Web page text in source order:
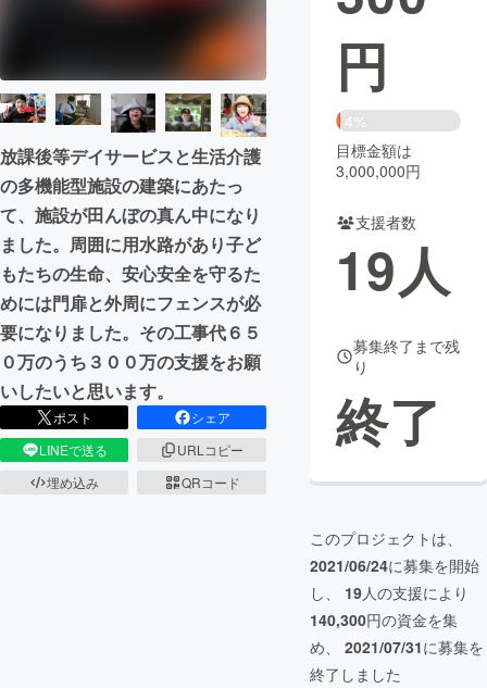
ビジネス・起業
まちづくり・地域活性化
CAMPFIRE for Social Good
CAMPFIRE Creation
CAMPFIREふるさと納税
コミュニティ
放課後等デイサービスと生活介護
の多機能型施設の建築にあたっ
て、施設が田んぼの真ん中になり
ました。周囲に用水路があり子ど
もたちの生命、安心安全を守るた
めには門扉と外周にフェンスが必
要になりました。その工事代６５
０万のうち３００万の支援をお願
いしたいと思います。
ポスト
シェア
LINEで送る
URLコピー
埋め込み
QRコード
円
4%
目標金額は
3,000,000円
支援者数
19人
募集終了まで残
り
終了
このプロジェクトは、
2021/06/24に募集を開始
し、 19人の支援により
140,300円の資金を集
め、 2021/07/31に募集を
終了しました